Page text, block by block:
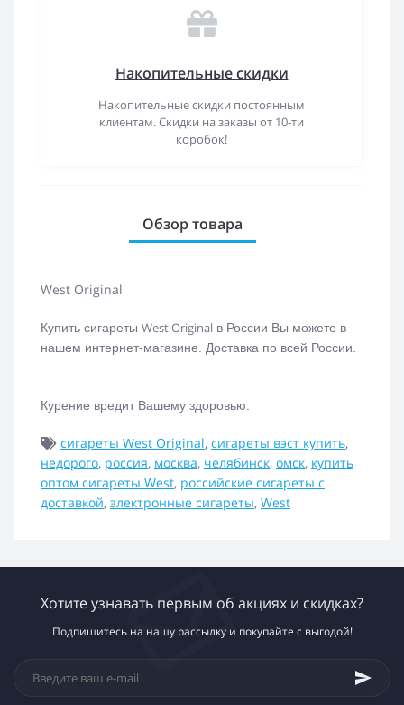
Накопительные скидки
Накопительные скидки постоянным
клиентам. Скидки на заказы от 10-ти
коробок!
Обзор товара
West Original
Купить сигареты West Original в России Вы можете в
нашем интернет-магазине. Доставка по всей России.
Курение вредит Вашему здоровью.
сигареты West Original, сигареты вэст купить,
недорого, россия, москва, челябинск, омск, купить
оптом сигареты West, российские сигареты с
доставкой, электронные сигареты, West
Хотите узнавать первым об акциях и скидках?
Подпишитесь на нашу рассылку и покупайте с выгодой!